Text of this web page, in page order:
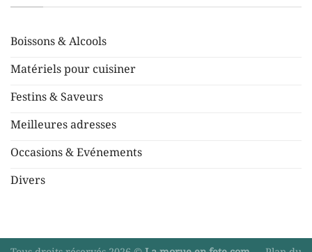
Boissons & Alcools
Matériels pour cuisiner
Festins & Saveurs
Meilleures adresses
Occasions & Evénements
Divers